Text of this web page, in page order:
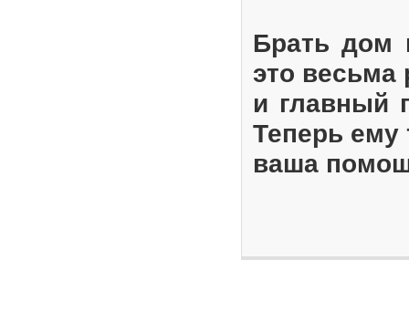
Брать дом
это весьма
и главный
Теперь ему
ваша